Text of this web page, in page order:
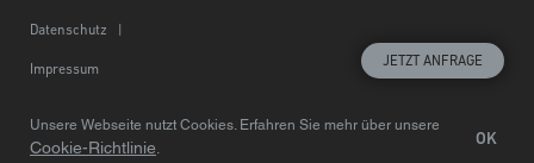
Unsere Webseite nutzt Cookies. Erfahren Sie mehr über unsere
Cookie-Richtlinie.
OK
Datenschutz
Impressum JETZT ANFRAGE